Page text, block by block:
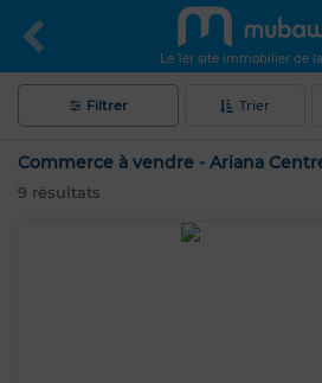
Le 1er site immobilier de
Filtrer Trier
Commerce à vendre - Ariana
9 résultats